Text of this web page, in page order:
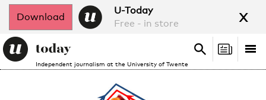
Download
U-Today
Free - in store
x
Independent journalism at the University of Twente
Search
Search